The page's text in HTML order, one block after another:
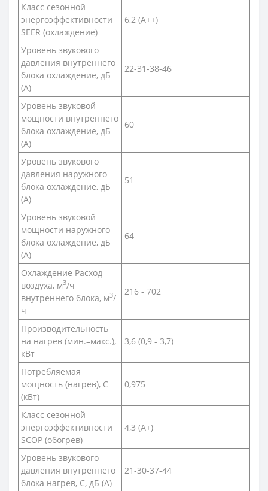
Класс сезонной
энергоэффективности
SEER (охлаждение)
6,2 (A++)
Уровень звукового
давления внутреннего
блока охлаждение, дБ
(А)
22-31-38-46
Уровень звуковой
мощности внутреннего
блока охлаждение, дБ
(А)
60
Уровень звукового
давления наружного
блока охлаждение, дБ
(А)
51
Уровень звуковой
мощности наружного
блока охлаждение, дБ
(А)
64
Охлаждение Расход
воздуха, м3/ч
внутреннего блока, м3/
ч
216 - 702
Производительность
на нагрев (мин.–макс.),
кВт
3,6 (0,9 - 3,7)
Потребляемая
мощность (нагрев), С
(кВт)
0,975
Класс сезонной
энергоэффективности
SCOP (обогрев)
4,3 (A+)
Уровень звукового
давления внутреннего
блока нагрев, С, дБ (А)
21-30-37-44